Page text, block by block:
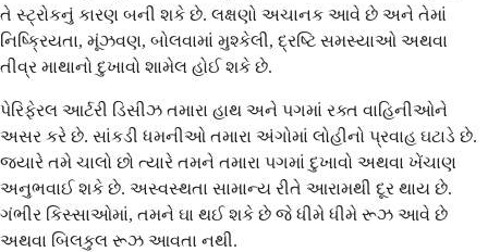
તે સ્ટ્રોકનું કારણ બની શકે છે. લક્ષણો અચાનક આવે છે અને તેમાં
નિષ્ક્રિયતા, મૂંઝવણ, બોલવામાં મુશ્કેલી, દ્રષ્ટિ સમસ્યાઓ અથવા
તીવ્ર માથાનો દુખાવો શામેલ હોઈ શકે છે.
પેરિફેરલ આર્ટરી ડિસીઝ તમારા હાથ અને પગમાં રક્ત વાહિનીઓને
અસર કરે છે. સાંકડી ધમનીઓ તમારા અંગોમાં લોહીનો પ્રવાહ ઘટાડે છે.
જ્યારે તમે ચાલો છો ત્યારે તમને તમારા પગમાં દુખાવો અથવા ખેંચાણ
અનુભવાઈ શકે છે. અસ્વસ્થતા સામાન્ય રીતે આરામથી દૂર થાય છે.
ગંભીર કિસ્સાઓમાં, તમને ઘા થઈ શકે છે જે ધીમે ધીમે રૂઝ આવે છે
અથવા બિલકુલ રૂઝ આવતા નથી.